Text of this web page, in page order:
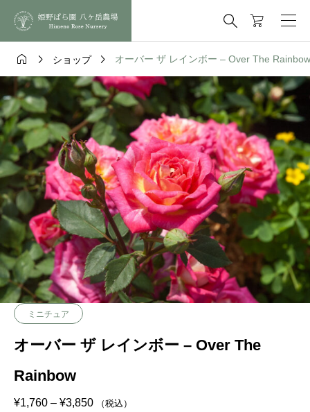

  ショップ  オーバー ザ レインボー – Over The Rainbow
ミニチュア
オーバー ザ レインボー – Over The
Rainbow
¥1,760 – ¥3,850価（税込）